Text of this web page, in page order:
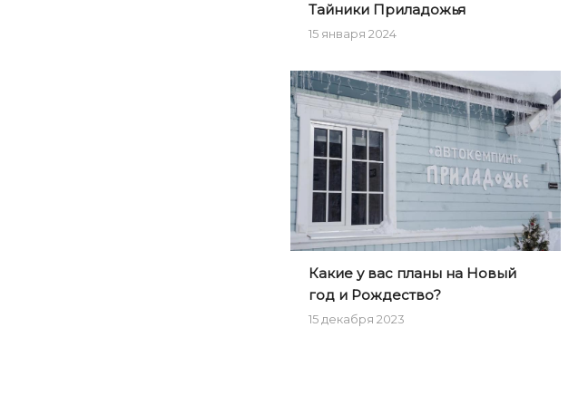
Тайники Приладожья
15 января 2024
Какие у вас планы на Новый
год и Рождество?
15 декабря 2023